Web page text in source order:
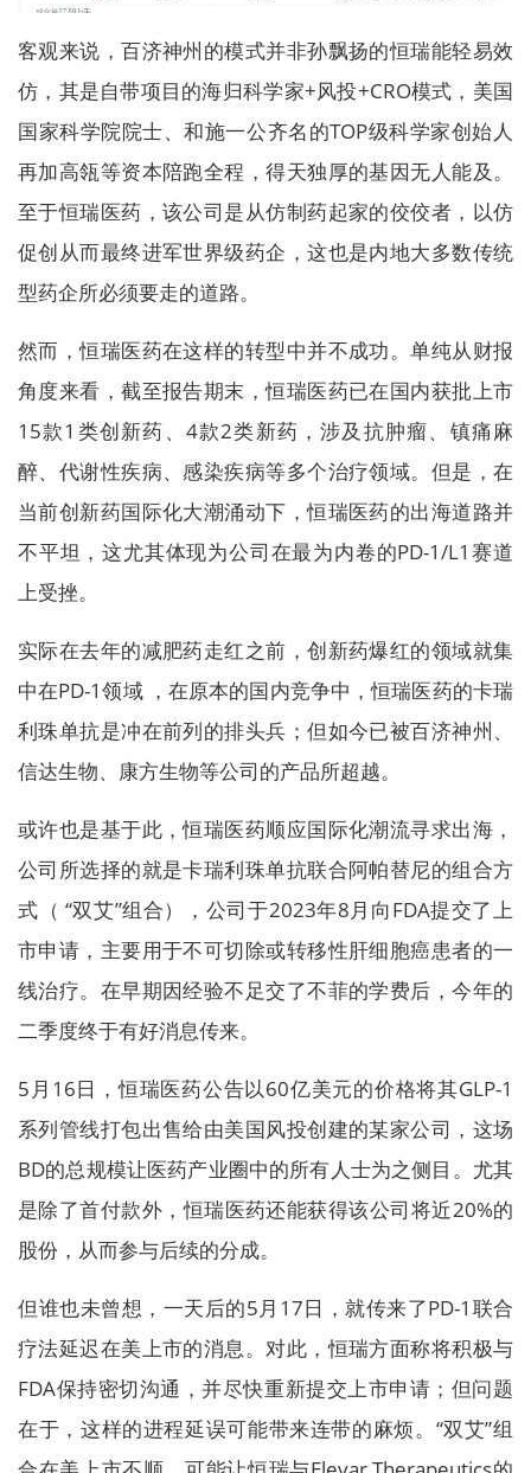
客观来说，百济神州的模式并非孙飘扬的恒瑞能轻易效
仿，其是自带项目的海归科学家+风投+CRO模式，美国
国家科学院院士、和施一公齐名的TOP级科学家创始人
再加高瓴等资本陪跑全程，得天独厚的基因无人能及。
至于恒瑞医药，该公司是从仿制药起家的佼佼者，以仿
促创从而最终进军世界级药企，这也是内地大多数传统
型药企所必须要走的道路。
然而，恒瑞医药在这样的转型中并不成功。单纯从财报
角度来看，截至报告期末，恒瑞医药已在国内获批上市
15款1类创新药、4款2类新药，涉及抗肿瘤、镇痛麻
醉、代谢性疾病、感染疾病等多个治疗领域。但是，在
当前创新药国际化大潮涌动下，恒瑞医药的出海道路并
不平坦，这尤其体现为公司在最为内卷的PD-1/L1赛道
上受挫。
实际在去年的减肥药走红之前，创新药爆红的领域就集
中在PD-1领域 ，在原本的国内竞争中，恒瑞医药的卡瑞
利珠单抗是冲在前列的排头兵；但如今已被百济神州、
信达生物、康方生物等公司的产品所超越。
或许也是基于此，恒瑞医药顺应国际化潮流寻求出海，
公司所选择的就是卡瑞利珠单抗联合阿帕替尼的组合方
式（ “双艾”组合），公司于2023年8月向FDA提交了上
市申请，主要用于不可切除或转移性肝细胞癌患者的一
线治疗。在早期因经验不足交了不菲的学费后，今年的
二季度终于有好消息传来。
5月16日，恒瑞医药公告以60亿美元的价格将其GLP-1
系列管线打包出售给由美国风投创建的某家公司，这场
BD的总规模让医药产业圈中的所有人士为之侧目。尤其
是除了首付款外，恒瑞医药还能获得该公司将近20%的
股份，从而参与后续的分成。
但谁也未曾想，一天后的5月17日，就传来了PD-1联合
疗法延迟在美上市的消息。对此，恒瑞方面称将积极与
FDA保持密切沟通，并尽快重新提交上市申请；但问题
在于，这样的进程延误可能带来连带的麻烦。“双艾”组